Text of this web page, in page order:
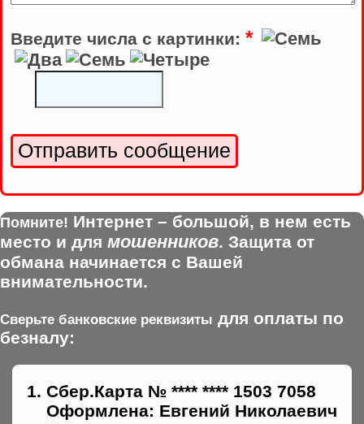
Введите числа с картинки: *
Помните! Интернет – большой, в нем есть
место и для мошенников. Защита от
обмана начинается с Вашей
внимательности.
Сверьте банковские реквизиты для оплаты по
безналу:
Сбер.Карта № **** **** 1503 7058
Оформлена: Евгений Николаевич